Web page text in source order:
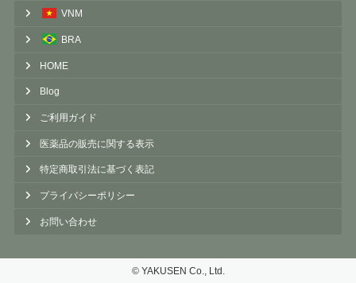
VNM
BRA
HOME
Blog
ご利用ガイド
医薬品の販売に関する表示
特定商取引法に基づく表記
プライバシーポリシー
お問い合わせ
©︎ YAKUSEN Co., Ltd.